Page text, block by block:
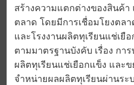
สร้างความแตกต่างของสินค้า
ตลาด โดยมีการเชื่อมโยงตลา
และโรงงานผลิตทุเรียนแช่เยื
ตามมาตรฐานบังคับ เรื่อง กา
ผลิตทุเรียนแช่เยือกแข็ง และข
จำหน่ายผลผลิตทุเรียนผ่านระ